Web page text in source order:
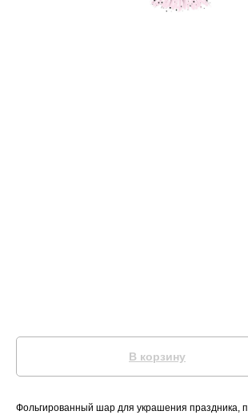
В корзину
Фольгированный шар для украшения праздника,